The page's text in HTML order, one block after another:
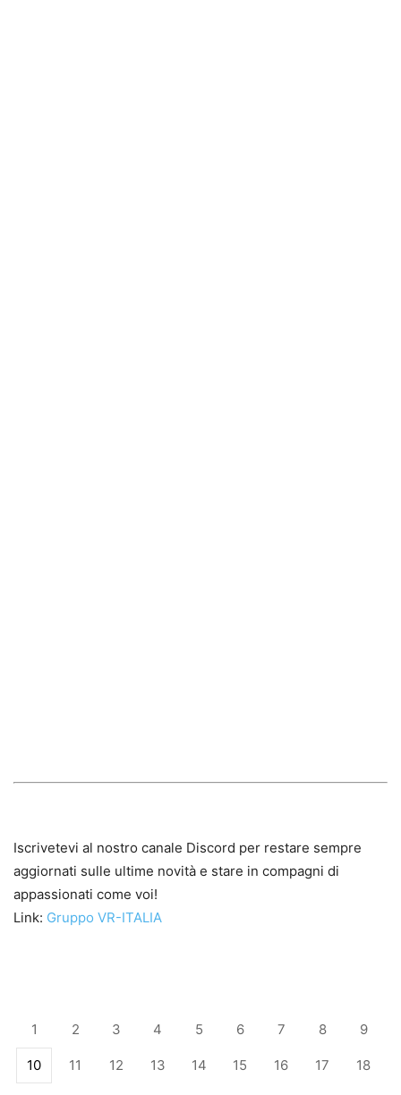
Iscrivetevi al nostro canale Discord per restare sempre
aggiornati sulle ultime novità e stare in compagni di
appassionati come voi!
Link: Gruppo VR-ITALIA
1 2 3 4 5 6 7 8 9
10 11 12 13 14 15 16 17 18